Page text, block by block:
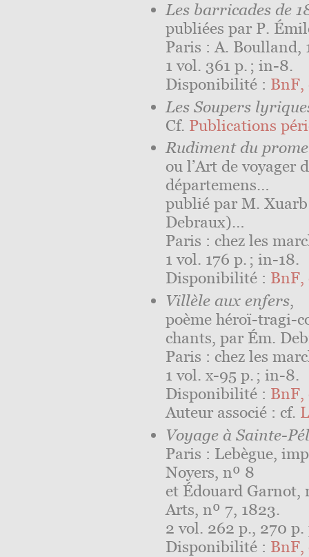
Les barricades de
publiées par P.
Paris : A. Boulland,
1 vol. 361 p. ; in-8.
Disponibilité : BnF,
Les Soupers
Cf. Publications
Rudiment du
ou l’Art de voyager
départemens…
publié par M.
Debraux)…
Paris : chez les
1 vol. 176 p. ; in-18.
Disponibilité : BnF,
Villèle aux enfers,
poème héroï-tragi-
chants, par Ém.
Paris : chez les
1 vol. x-95 p. ; in-8.
Disponibilité : BnF,
Auteur associé : cf.
Voyage à Sainte-
Paris : Lebègue,
Noyers, nº 8
et Édouard Garnot,
Arts, nº 7, 1823.
2 vol. 262 p., 270
Disponibilité : BnF,